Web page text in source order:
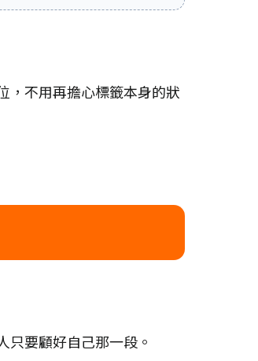
，不用再擔心標籤本身的狀
只要顧好自己那一段。